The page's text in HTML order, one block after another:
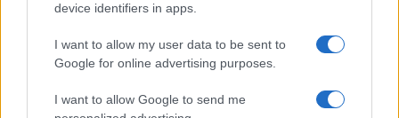
device identifiers in apps.
I want to allow my user data to be sent to
Google for online advertising purposes.
I want to allow Google to send me
Odissea e Spider-Man: i film che hanno rivoluzionato
l’estate al cinema